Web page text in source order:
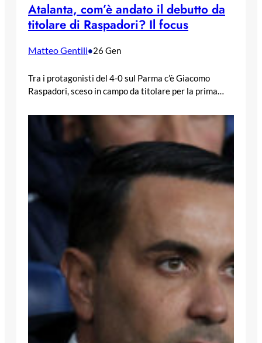
Atalanta, com’è andato il debutto da
titolare di Raspadori? Il focus
Matteo Gentili•26 Gen
Tra i protagonisti del 4-0 sul Parma c’è Giacomo
Raspadori, sceso in campo da titolare per la prima…